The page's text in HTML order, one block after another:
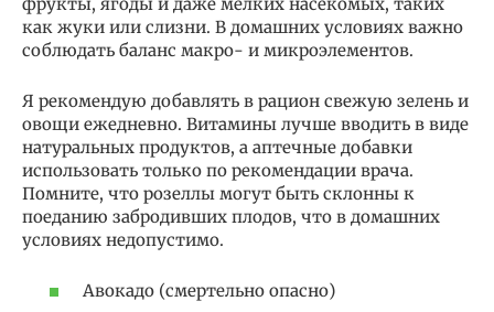
как жуки или слизни. В домашних условиях важно
соблюдать баланс макро- и микроэлементов.
Я рекомендую добавлять в рацион свежую зелень и
овощи ежедневно. Витамины лучше вводить в виде
натуральных продуктов, а аптечные добавки
использовать только по рекомендации врача.
Помните, что розеллы могут быть склонны к
поеданию забродивших плодов, что в домашних
условиях недопустимо.
Авокадо (смертельно опасно)